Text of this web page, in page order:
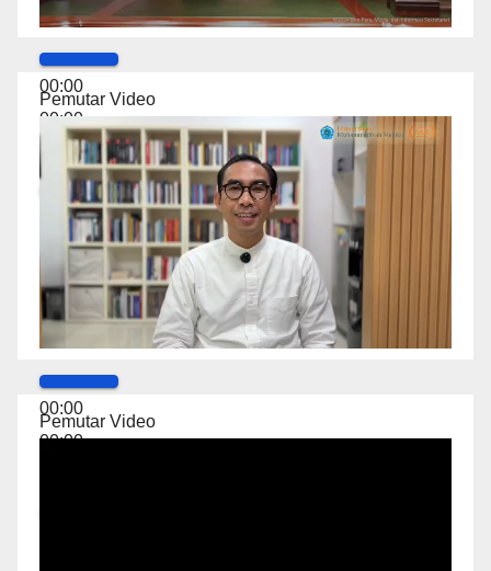
00:00
00:00
01:28
Pemutar Video
00:00
00:00
Pemutar Video